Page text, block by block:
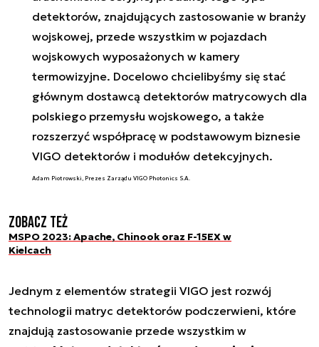
detektorów, znajdujących zastosowanie w branży
wojskowej, przede wszystkim w pojazdach
wojskowych wyposażonych w kamery
termowizyjne. Docelowo chcielibyśmy się stać
głównym dostawcą detektorów matrycowych dla
polskiego przemysłu wojskowego, a także
rozszerzyć współpracę w podstawowym biznesie
VIGO detektorów i modułów detekcyjnych.
Adam Piotrowski, Prezes Zarządu VIGO Photonics S.A.
Zobacz też
MSPO 2023: Apache, Chinook oraz F-15EX w
Kielcach
Jednym z elementów strategii VIGO jest rozwój
technologii matryc detektorów podczerwieni, które
znajdują zastosowanie przede wszystkim w